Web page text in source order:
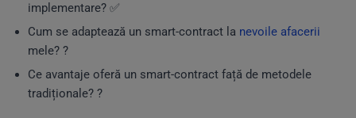
implementare? ✅
Cum se adaptează un smart-contract la nevoile afacerii
mele? ?
Ce avantaje oferă un smart-contract față de metodele
tradiționale? ?